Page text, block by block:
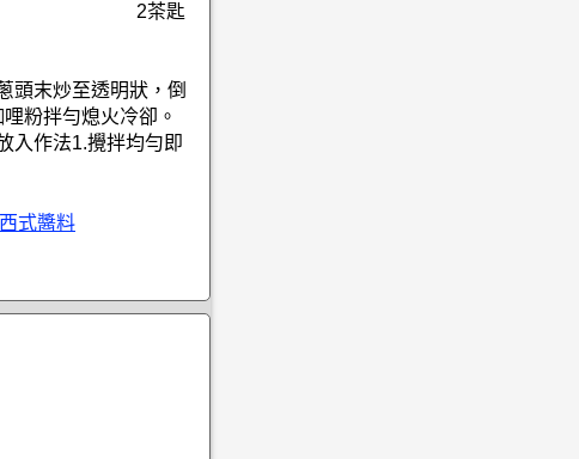
2茶匙
頭末炒至透明狀，倒
粉拌勻熄火冷卻。
入作法1.攪拌均勻即
式醬料